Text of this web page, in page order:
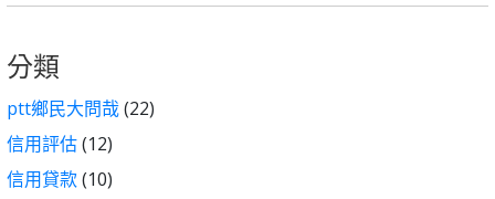
分類
ptt鄉民大問哉(22)
信用評估(12)
信用貸款(10)